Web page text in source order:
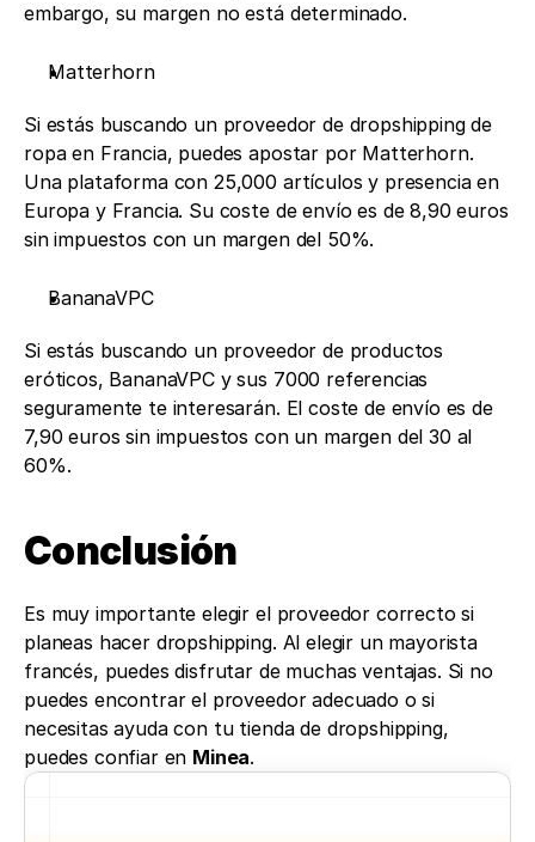
embargo, su margen no está determinado.
Matterhorn
Si estás buscando un proveedor de dropshipping de
ropa en Francia, puedes apostar por Matterhorn.
Una plataforma con 25,000 artículos y presencia en
Europa y Francia. Su coste de envío es de 8,90 euros
sin impuestos con un margen del 50%.
BananaVPC
Si estás buscando un proveedor de productos
eróticos, BananaVPC y sus 7000 referencias
seguramente te interesarán. El coste de envío es de
7,90 euros sin impuestos con un margen del 30 al
60%.
Conclusión
Es muy importante elegir el proveedor correcto si
planeas hacer dropshipping. Al elegir un mayorista
francés, puedes disfrutar de muchas ventajas. Si no
puedes encontrar el proveedor adecuado o si
necesitas ayuda con tu tienda de dropshipping,
puedes confiar en Minea.